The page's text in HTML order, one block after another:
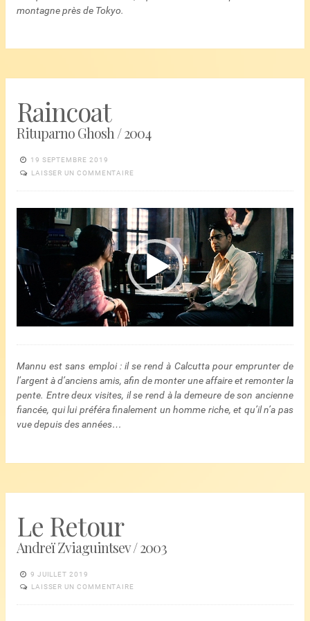
montagne près de Tokyo.
Raincoat
Rituparno Ghosh / 2004
19 SEPTEMBRE 2019
LAISSER UN COMMENTAIRE
Lecteur
vidéo
Mannu est sans emploi : il se rend à Calcutta pour emprunter de
l’argent à d’anciens amis, afin de monter une affaire et remonter la
pente. Entre deux visites, il se rend à la demeure de son ancienne
fiancée, qui lui préféra finalement un homme riche, et qu’il n’a pas
vue depuis des années…
Le Retour
Andreï Zviaguintsev / 2003
9 JUILLET 2019
LAISSER UN COMMENTAIRE